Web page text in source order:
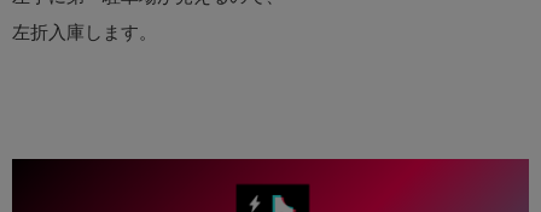
左折入庫します。